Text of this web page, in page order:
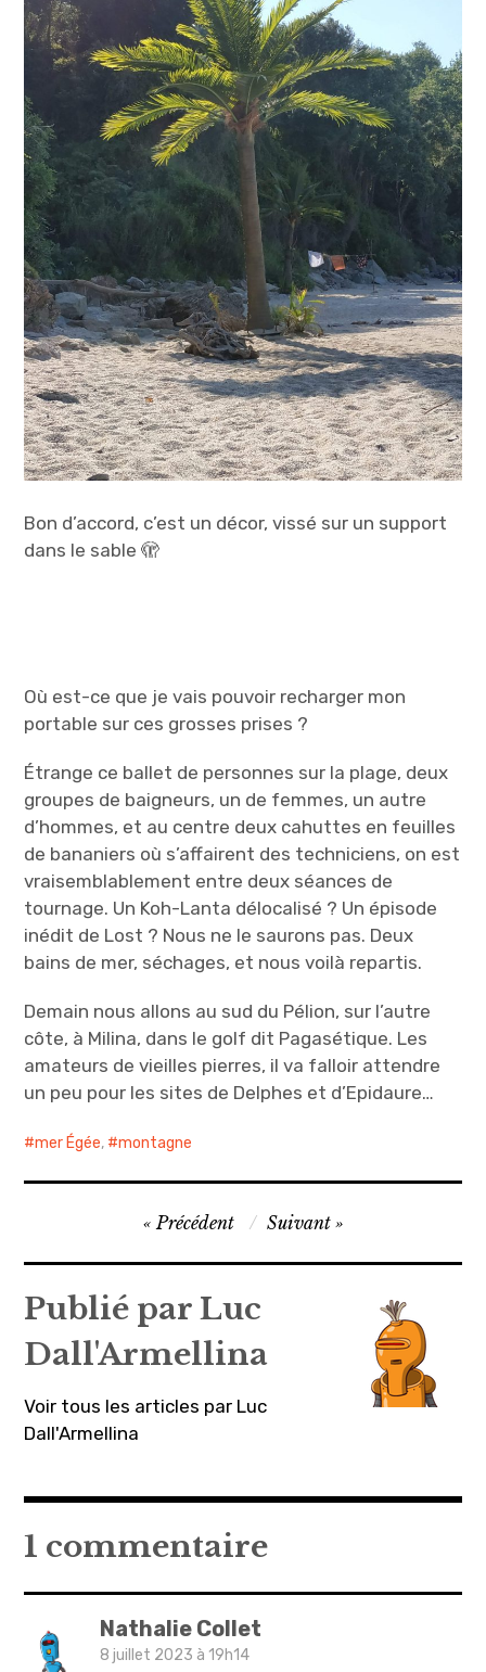
Bon d’accord, c’est un décor, vissé sur un support
dans le sable 🫣
Où est-ce que je vais pouvoir recharger mon
portable sur ces grosses prises ?
Étrange ce ballet de personnes sur la plage, deux
groupes de baigneurs, un de femmes, un autre
d’hommes, et au centre deux cahuttes en feuilles
de bananiers où s’affairent des techniciens, on est
vraisemblablement entre deux séances de
tournage. Un Koh-Lanta délocalisé ? Un épisode
inédit de Lost ? Nous ne le saurons pas. Deux
bains de mer, séchages, et nous voilà repartis.
Demain nous allons au sud du Pélion, sur l’autre
côte, à Milina, dans le golf dit Pagasétique. Les
amateurs de vieilles pierres, il va falloir attendre
un peu pour les sites de Delphes et d’Epidaure…
mer Égée, montagne
Navigation
de
l’article
Précédent Suivant
Publié parLuc
Dall'Armellina
Voir tous les articles par Luc
Dall'Armellina
1 commentaire
Nathalie Collet
8 juillet 2023 à 19h14